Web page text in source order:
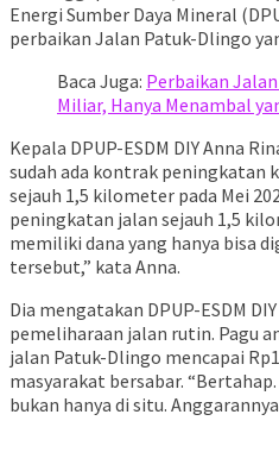
Energi Sumber Daya Mineral
perbaikan Jalan Patuk-Dlingo
Baca Juga: Perbaikan
Miliar, Hanya Menambal
Kepala DPUP-ESDM DIY Anna
sudah ada kontrak peningkatan
sejauh 1,5 kilometer pada Mei
peningkatan jalan sejauh 1,5
memiliki dana yang hanya bisa
tersebut,” kata Anna.
Dia mengatakan DPUP-ESDM
pemeliharaan jalan rutin. Pagu
jalan Patuk-Dlingo mencapai
masyarakat bersabar.
bukan hanya di situ.